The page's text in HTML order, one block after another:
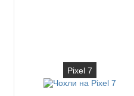
Pixel 7